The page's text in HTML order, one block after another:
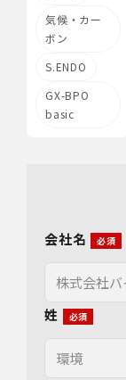
気候・カー
ボン
S.ENDO
GX-BPO
basic
会社名
姓